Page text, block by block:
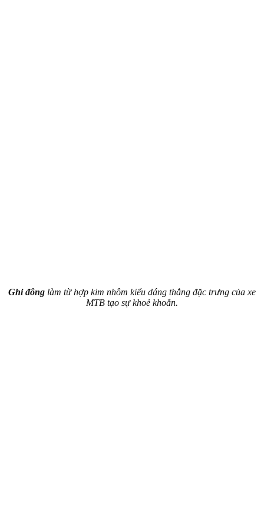
Ghi đông làm từ hợp kim nhôm kiểu dáng thẳng đặc trưng của xe
MTB tạo sự khoẻ khoắn.